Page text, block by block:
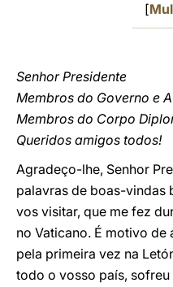
[
Senhor Presidente
Membros do Governo e
Membros do Corpo
Queridos amigos todos!
Agradeço-lhe, Senhor
palavras de boas-vindas
vos visitar, que me fez
no Vaticano. É motivo
pela primeira vez na
todo o vosso país,